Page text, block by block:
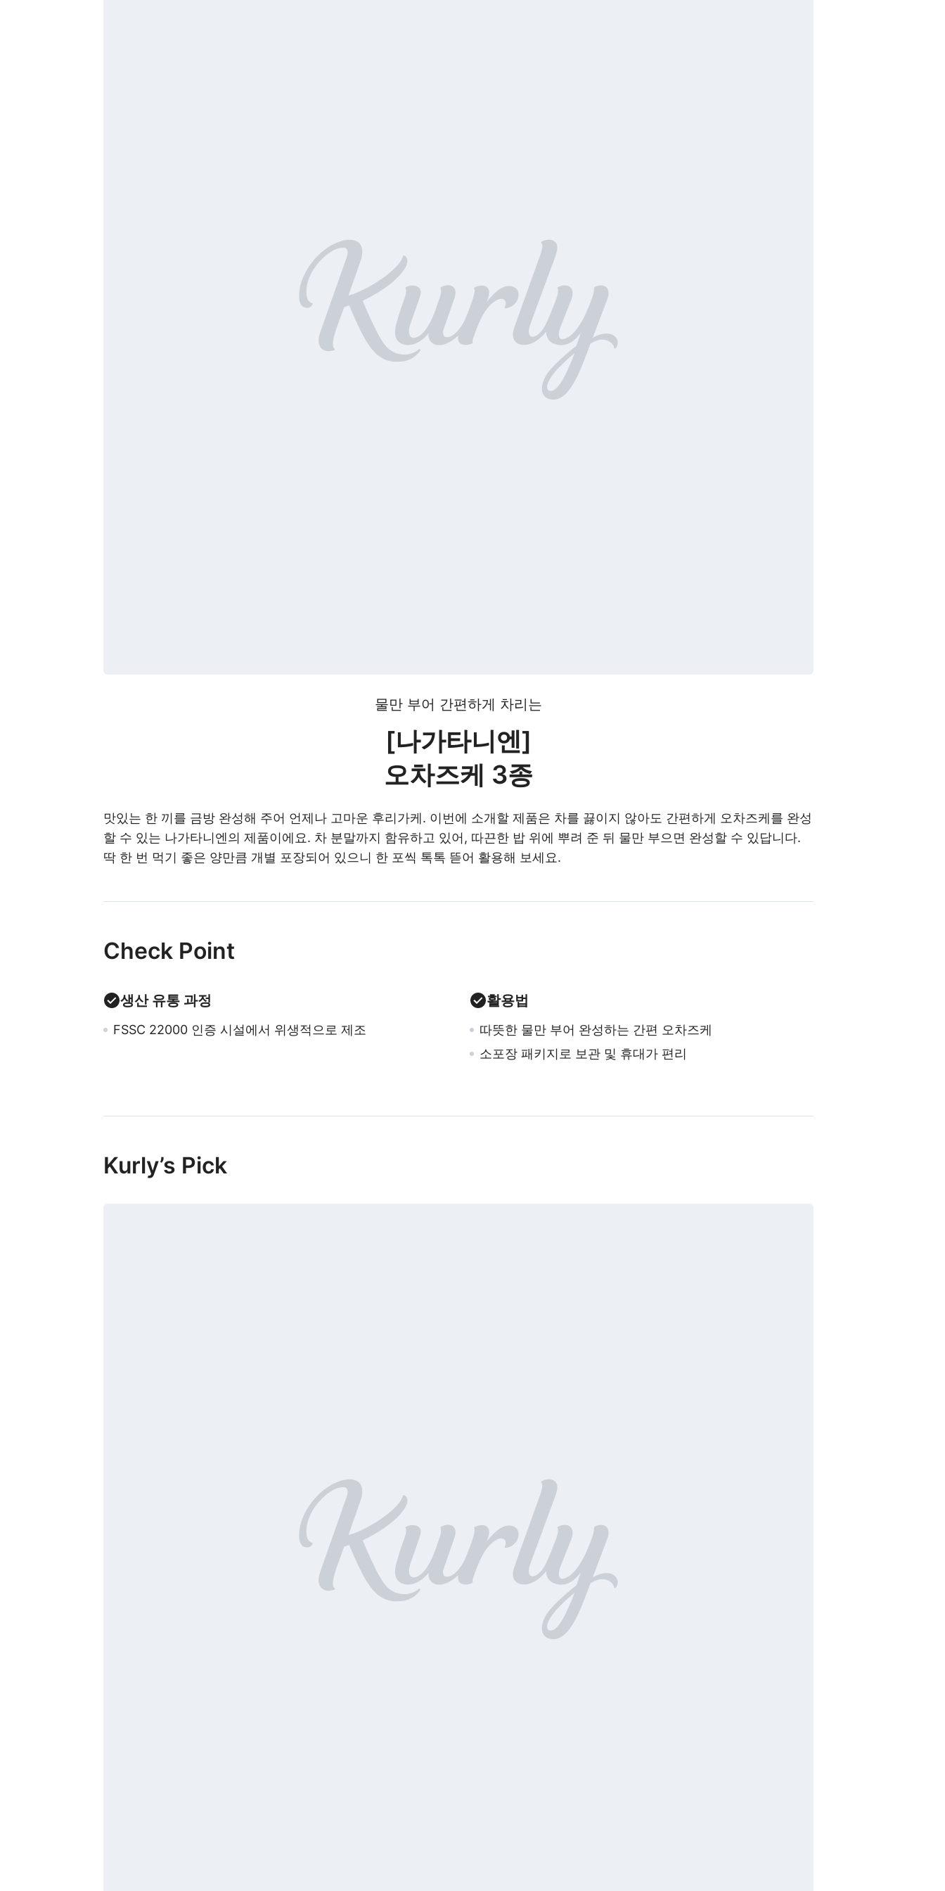
물만 부어 간편하게 차리는
[나가타니엔]
오차즈케 3종
맛있는 한 끼를 금방 완성해 주어 언제나 고마운 후리가케. 이번에 소개할 제품은 차를 끓이지 않아도 간편하게 오차즈케를 완성
할 수 있는 나가타니엔의 제품이에요. 차 분말까지 함유하고 있어, 따끈한 밥 위에 뿌려 준 뒤 물만 부으면 완성할 수 있답니다.
딱 한 번 먹기 좋은 양만큼 개별 포장되어 있으니 한 포씩 톡톡 뜯어 활용해 보세요.
Check Point
생산 유통 과정
FSSC 22000 인증 시설에서 위생적으로 제조
활용법
따뜻한 물만 부어 완성하는 간편 오차즈케
소포장 패키지로 보관 및 휴대가 편리
Kurly’s Pick